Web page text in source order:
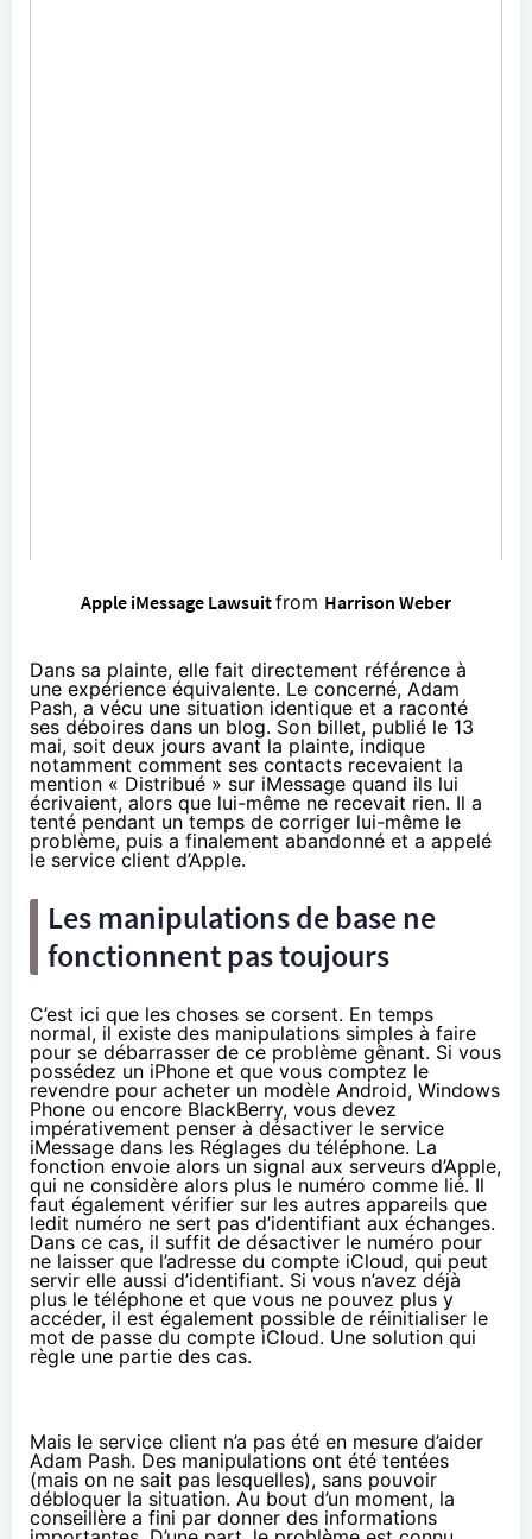
Apple iMessage Lawsuitfrom Harrison Weber
Dans sa plainte, elle fait directement référence à
une expérience équivalente. Le concerné, Adam
Pash, a vécu une situation identique et a raconté
ses déboires dans un blog. Son billet, publié le 13
mai, soit deux jours avant la plainte, indique
notamment comment ses contacts recevaient la
mention « Distribué » sur iMessage quand ils lui
écrivaient, alors que lui-même ne recevait rien. Il a
tenté pendant un temps de corriger lui-même le
problème, puis a finalement abandonné et a appelé
le service client d’Apple.
Les manipulations de base ne
fonctionnent pas toujours
C’est ici que les choses se corsent. En temps
normal, il existe des manipulations simples à faire
pour se débarrasser de ce problème gênant. Si vous
possédez un iPhone et que vous comptez le
revendre pour acheter un modèle Android, Windows
Phone ou encore BlackBerry, vous devez
impérativement penser à désactiver le service
iMessage dans les Réglages du téléphone. La
fonction envoie alors un signal aux serveurs d’Apple,
qui ne considère alors plus le numéro comme lié. Il
faut également vérifier sur les autres appareils que
ledit numéro ne sert pas d’identifiant aux échanges.
Dans ce cas, il suffit de désactiver le numéro pour
ne laisser que l’adresse du compte iCloud, qui peut
servir elle aussi d’identifiant. Si vous n’avez déjà
plus le téléphone et que vous ne pouvez plus y
accéder, il est également possible de réinitialiser le
mot de passe du compte iCloud. Une solution qui
règle une partie des cas.
Mais le service client n’a pas été en mesure d’aider
Adam Pash. Des manipulations ont été tentées
(mais on ne sait pas lesquelles), sans pouvoir
débloquer la situation. Au bout d’un moment, la
conseillère a fini par donner des informations